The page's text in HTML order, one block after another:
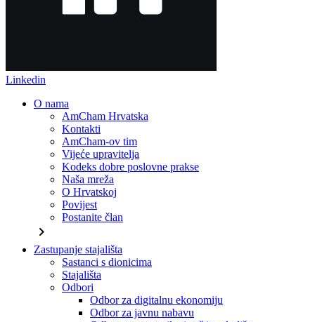
Linkedin
O nama
AmCham Hrvatska
Kontakti
AmCham-ov tim
Vijeće upravitelja
Kodeks dobre poslovne prakse
Naša mreža
O Hrvatskoj
Povijest
Postanite član
chevron_right
Zastupanje stajališta
Sastanci s dionicima
Stajališta
Odbori
Odbor za digitalnu ekonomiju
Odbor za javnu nabavu